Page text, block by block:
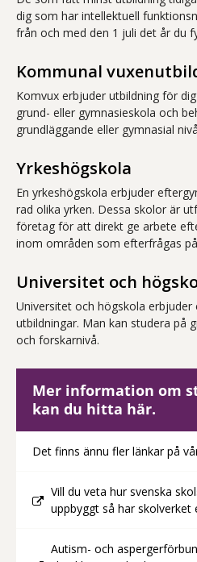
dig som har intellektuell
från och med den 1 juli det år du
Kommunal
Komvux erbjuder utbildning för
grund- eller gymnasieskola och
grundläggande eller gymnasial
Yrkeshögskola
En yrkeshögskola erbjuder
rad olika yrken. Dessa skolor är
företag för att direkt ge arbete
inom områden som efterfrågas
Universitet och
Universitet och högskola erbjuder
utbildningar. Man kan studera på
och forskarnivå.
Mer information om
kan du hitta här.
Det finns ännu fler länkar på
Vill du veta hur svenska
uppbyggt så har skolverket
Autism- och